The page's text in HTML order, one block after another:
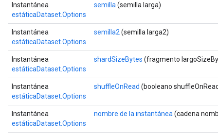
Instantánea
estáticaDataset.Options
semilla (semilla larga)
Instantánea
estáticaDataset.Options
semilla2 (semilla larga2)
Instantánea
estáticaDataset.Options
shardSizeBytes (fragmento
Instantánea
estáticaDataset.Options
shuffleOnRead (booleano
Instantánea
estáticaDataset.Options
nombre de la instantánea (cadena